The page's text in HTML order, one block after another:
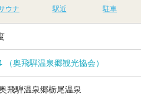
ウナ 駅近 駐車
奥飛騨温泉郷観光協会）
飛騨温泉郷栃尾温泉